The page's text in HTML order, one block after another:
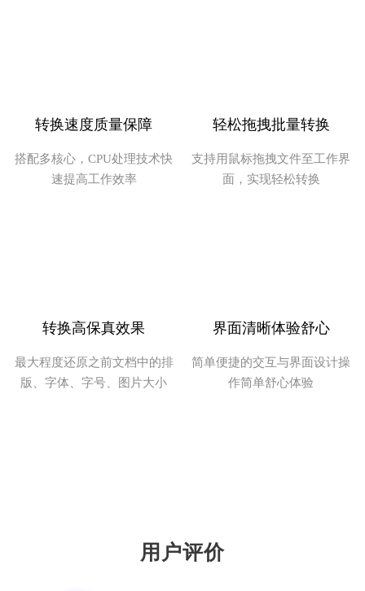
转换速度质量保障
搭配多核心，CPU处理技术快
速提高工作效率
轻松拖拽批量转换
支持用鼠标拖拽文件至工作界
面，实现轻松转换
转换高保真效果
最大程度还原之前文档中的排
版、字体、字号、图片大小
界面清晰体验舒心
简单便捷的交互与界面设计操
作简单舒心体验
用户评价
FDG音信果子